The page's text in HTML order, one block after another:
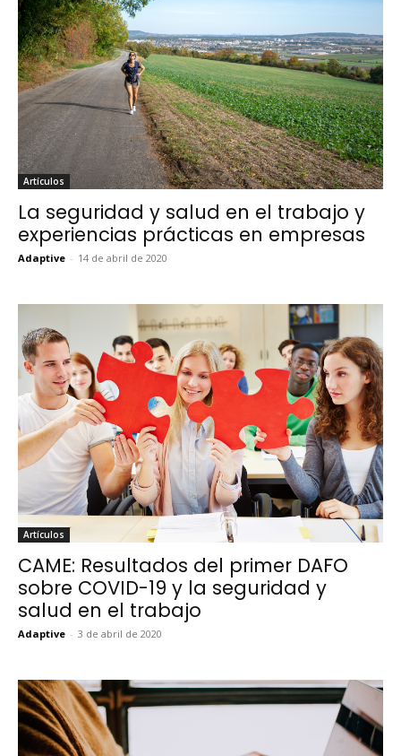
Artículos
La seguridad y salud en el trabajo y
experiencias prácticas en empresas
Adaptive - 14 de abril de 2020
Artículos
CAME: Resultados del primer DAFO
sobre COVID-19 y la seguridad y
salud en el trabajo
Adaptive - 3 de abril de 2020